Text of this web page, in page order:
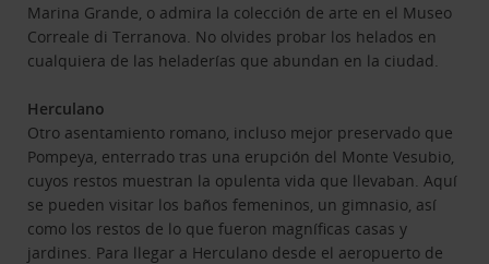
Marina Grande, o admira la colección de arte en el Museo
Correale di Terranova. No olvides probar los helados en
cualquiera de las heladerías que abundan en la ciudad.
Herculano
Otro asentamiento romano, incluso mejor preservado que
Pompeya, enterrado tras una erupción del Monte Vesubio,
cuyos restos muestran la opulenta vida que llevaban. Aquí
se pueden visitar los baños femeninos, un gimnasio, así
como los restos de lo que fueron magníficas casas y
jardines. Para llegar a Herculano desde el aeropuerto de